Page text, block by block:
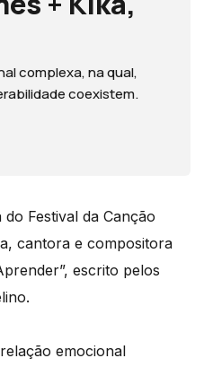
complexa, na qual,
coexistem.
Festival da Canção
cantora e compositora
escrito pelos
emocional